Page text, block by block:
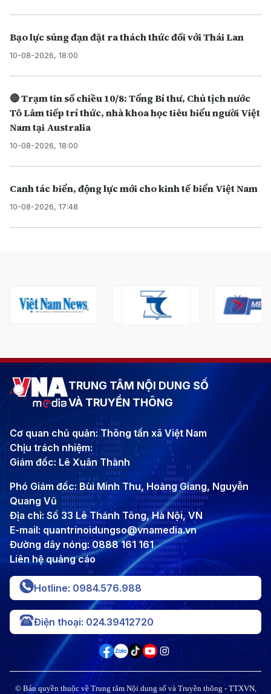
Bạo lực súng đạn đặt ra thách thức đối với Thái Lan
10-08-2026, 18:00
🔴 Trạm tin số chiều 10/8: Tổng Bí thư, Chủ tịch nước
Tô Lâm tiếp trí thức, nhà khoa học tiêu biểu người Việt
Nam tại Australia
10-08-2026, 18:00
Canh tác biển, động lực mới cho kinh tế biển Việt Nam
10-08-2026, 17:48
TRUNG TÂM NỘI DUNG SỐ
VÀ TRUYỀN THÔNG
Cơ quan chủ quản: Thông tấn xã Việt Nam
Chịu trách nhiệm:
Giám đốc: Lê Xuân Thành
Phó Giám đốc: Bùi Minh Thu, Hoàng Giang, Nguyễn
Quang Vũ
Địa chỉ: Số 33 Lê Thánh Tông, Hà Nội, VN
E-mail: quantrinoidungso@vnamedia.vn
Đường dây nóng: 0888 161 161
Liên hệ quảng cáo
Hotline: 0984.576.988
Điện thoại: 024.39412720
© Bản quyền thuộc về Trung tâm Nội dung số và Truyền thông - TTXVN,